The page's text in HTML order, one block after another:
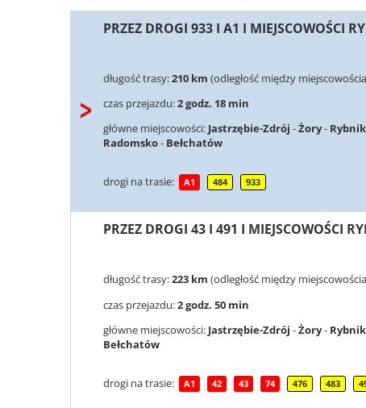
PRZEZ DROGI 933 I A1 I MIEJSCOWOŚCI
długość trasy:210 km (odległość między
czas przejazdu:2 godz. 18 min
główne miejscowości: Jastrzębie-Zdrój -Żory- Rybnik
Radomsko- Bełchatów
drogi na trasie: A1 484 933
PRZEZ DROGI 43 I 491 I MIEJSCOWOŚCI
długość trasy:223 km (odległość między
czas przejazdu:2 godz. 50 min
główne miejscowości: Jastrzębie-Zdrój -Żory- Rybnik
Bełchatów
drogi na trasie: A1 42 43 74 476 483